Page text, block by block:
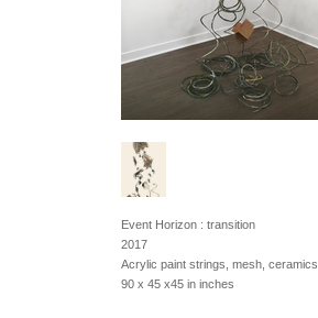
Event Horizon : transition
2017
Acrylic paint strings, mesh, ceramics
90 x 45 x45 in inches